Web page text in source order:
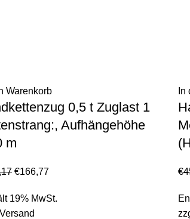
Warenkorb
0,5 t Zuglast 1
Aufhängehöhe
m
€166,77
19% MwSt.
Versand
€